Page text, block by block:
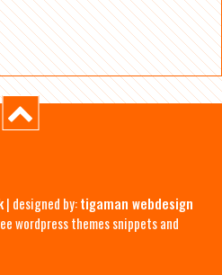
| designed by:tigaman webdesign
wordpress themes snippets and